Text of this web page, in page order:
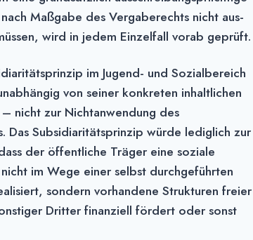
Maßgabe des Vergaberechts nicht aus­
wird in jedem Einzelfall vorab geprüft.
im Jugend- und Sozialbereich
von seiner konkreten inhaltlichen
nicht zur Nichtanwendung des
Das Subsidiaritätsprinzip würde lediglich zur
der öf­fentliche Träger eine soziale
im Wege einer selbst durchgeführten
sondern vorhandene Strukturen freier
Dritter finanziell fördert oder sonst